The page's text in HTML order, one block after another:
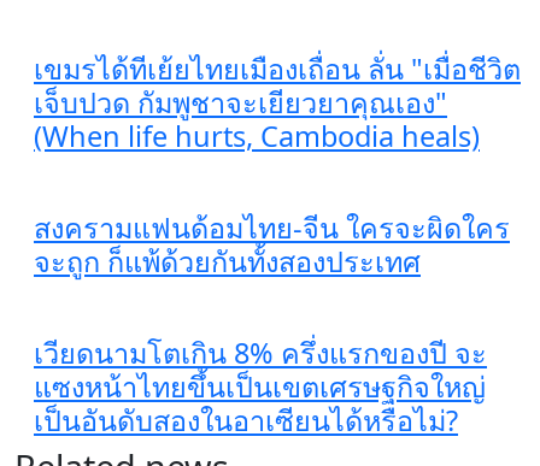
เขมรได้ทีเย้ยไทยเมืองเถื่อน ลั่น "เมื่อชีวิต
เจ็บปวด กัมพูชาจะเยียวยาคุณเอง"
(When life hurts, Cambodia heals)
สงครามแฟนด้อมไทย-จีน ใครจะผิดใคร
จะถูก ก็แพ้ด้วยกันทั้งสองประเทศ
เวียดนามโตเกิน 8% ครึ่งแรกของปี จะ
แซงหน้าไทยขึ้นเป็นเขตเศรษฐกิจใหญ่
เป็นอันดับสองในอาเซียนได้หรือไม่?